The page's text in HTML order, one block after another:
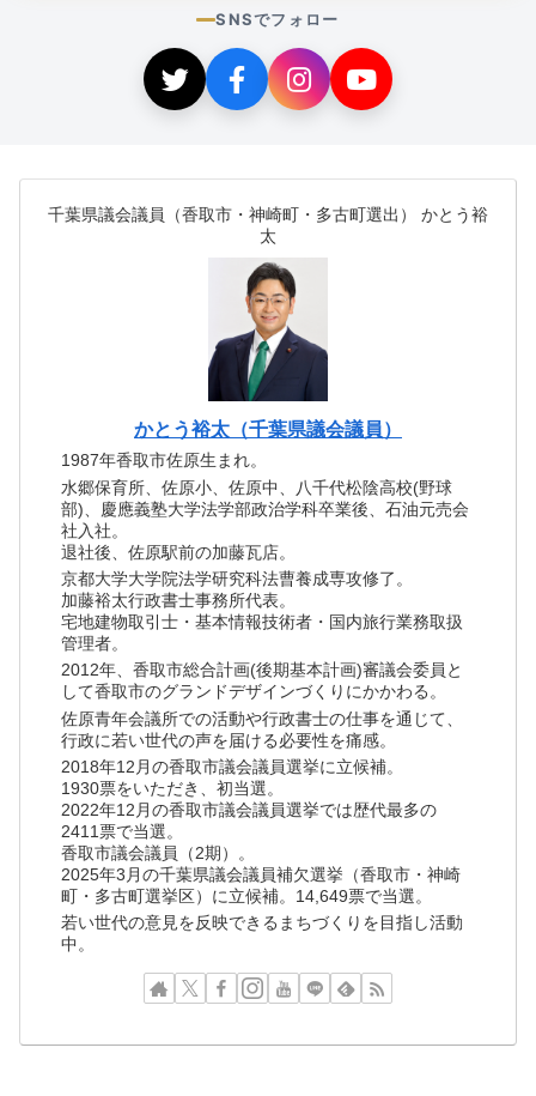
SNSでフォロー
千葉県議会議員（香取市・神崎町・多古町選出） かとう裕
太
かとう裕太（千葉県議会議員）
1987年香取市佐原生まれ。
水郷保育所、佐原小、佐原中、八千代松陰高校(野球
部)、慶應義塾大学法学部政治学科卒業後、石油元売会
社入社。
退社後、佐原駅前の加藤瓦店。
京都大学大学院法学研究科法曹養成専攻修了。
加藤裕太行政書士事務所代表。
宅地建物取引士・基本情報技術者・国内旅行業務取扱
管理者。
2012年、香取市総合計画(後期基本計画)審議会委員と
して香取市のグランドデザインづくりにかかわる。
佐原青年会議所での活動や行政書士の仕事を通じて、
行政に若い世代の声を届ける必要性を痛感。
2018年12月の香取市議会議員選挙に立候補。
1930票をいただき、初当選。
2022年12月の香取市議会議員選挙では歴代最多の
2411票で当選。
香取市議会議員（2期）。
2025年3月の千葉県議会議員補欠選挙（香取市・神崎
町・多古町選挙区）に立候補。14,649票で当選。
若い世代の意見を反映できるまちづくりを目指し活動
中。